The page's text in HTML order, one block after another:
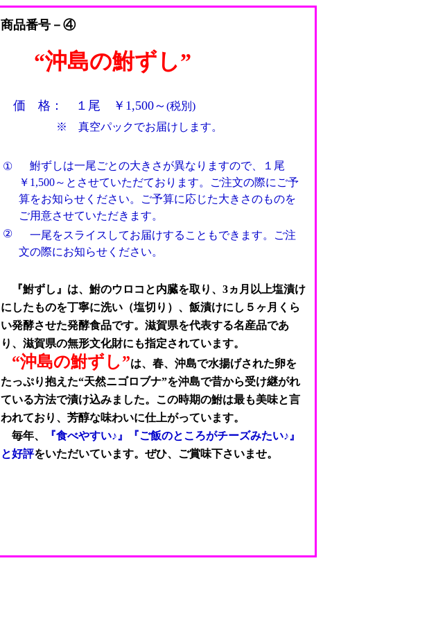
商品番号－④
“沖島の鮒ずし”
価 格： １尾 ￥1,500～ (税別)
※ 真空パックでお届けします。
①
鮒ずしは一尾ごとの大きさが異なりますので、１尾
￥1,500～とさせていただております。ご注文の際にご予
算をお知らせください。ご予算に応じた大きさのものを
ご用意させていただきます。
②
一尾をスライスしてお届けすることもできます。ご注
文の際にお知らせください。
『鮒ずし』は、鮒のウロコと内臓を取り、3ヵ月以上塩漬け
にしたものを丁寧に洗い（塩切り）、飯漬けにし５ヶ月くら
い発酵させた発酵食品です。滋賀県を代表する名産品であ
り、滋賀県の無形文化財にも指定されています。
“沖島の鮒ずし”は、春、沖島で水揚げされた卵を
たっぷり抱えた“天然ニゴロブナ”を沖島で昔から受け継がれ
ている方法で漬け込みました。この時期の鮒は最も美味と言
われており、芳醇な味わいに仕上がっています。
毎年、
『食べやすい♪』『ご飯のところがチーズみたい♪』
と好評をいただいています。ぜひ、ご賞味下さいませ。